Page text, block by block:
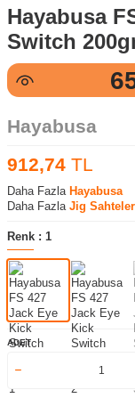
Hayabusa
Switch
Hayabusa
912,74 TL
Daha Fazla Hayabusa
Daha Fazla Jig
Renk : 1
ADET